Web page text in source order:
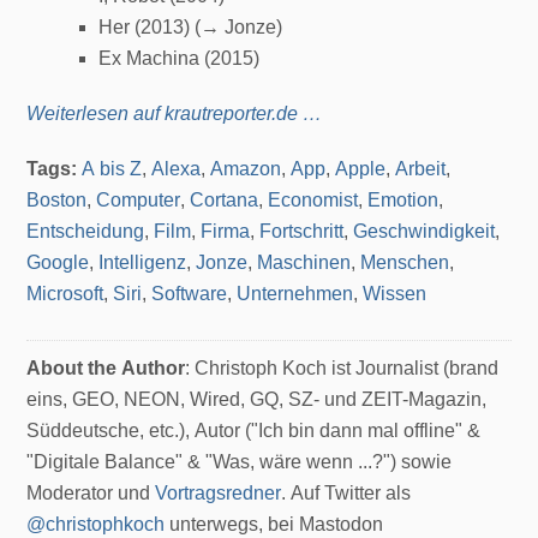
Her (2013) (→ Jonze)
Ex Machina (2015)
Weiterlesen auf krautreporter.de …
Tags:A bis Z,Alexa,Amazon,App,Apple,Arbeit,
Boston,Computer,Cortana, Economist, Emotion,
Entscheidung, Film, Firma, Fortschritt,Geschwindigkeit,
Google, Intelligenz,Jonze, Maschinen, Menschen,
Microsoft, Siri, Software, Unternehmen,Wissen
About the Author: Christoph Koch ist Journalist (brand
eins, GEO, NEON, Wired, GQ, SZ- und ZEIT-Magazin,
Süddeutsche, etc.), Autor ("Ich bin dann mal offline" &
"Digitale Balance" & "Was, wäre wenn ...?") sowie
Moderator undVortragsredner. Auf Twitter als
@christophkoch unterwegs, bei Mastodon